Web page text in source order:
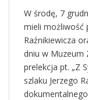
W środę, 7
mieli możliwość
Raźnikiewicza
dniu w Muzeum
prelekcja pt. „Z
szlaku Jerzego